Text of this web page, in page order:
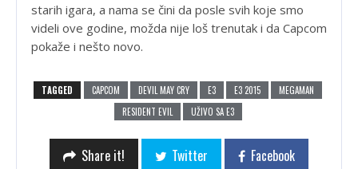
starih igara, a nama se čini da posle svih koje smo
videli ove godine, možda nije loš trenutak i da Capcom
pokaže i nešto novo.
TAGGED CAPCOM DEVIL MAY CRY E3 E3 2015
MEGAMAN
RESIDENT EVIL
UŽIVO SA E3
Share it! Twitter Facebook